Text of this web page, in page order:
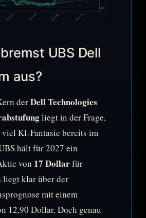
UBS Dell
aus?
derDell Technologies
liegt in der Frage,
KI-Fantasie bereits im
hält für 2027 ein
von 17 Dollarfür
liegt klar über der
mit einem
12,90 Dollar. Doch genau